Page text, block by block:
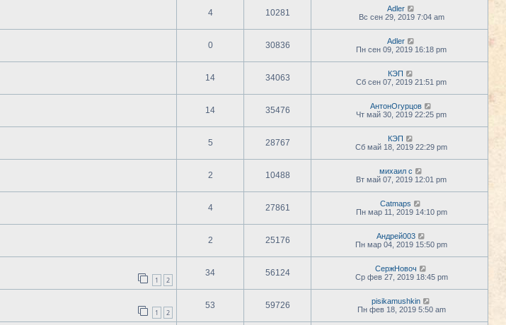
4 10281
Adler
Вс сен 29, 2019 7:04 am
0 30836
Adler
Пн сен 09, 2019 16:18 pm
14 34063
КЭП
Сб сен 07, 2019 21:51 pm
14 35476
АнтонОгурцов
Чт май 30, 2019 22:25 pm
5 28767
КЭП
Сб май 18, 2019 22:29 pm
2 10488
михаил с
Вт май 07, 2019 12:01 pm
4 27861
Catmaps
Пн мар 11, 2019 14:10 pm
2 25176
Андрей003
Пн мар 04, 2019 15:50 pm
1 2
34 56124
СержНовоч
Ср фев 27, 2019 18:45 pm
1 2
53 59726
pisikamushkin
Пн фев 18, 2019 5:50 am